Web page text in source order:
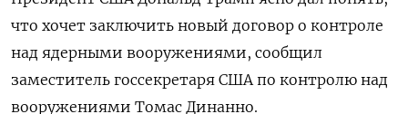
что хочет заключить новый ⁠договор о контроле
над ядерными вооружениями, сообщил
заместитель госсекретаря США по контролю над
вооружениями Томас Динанно.